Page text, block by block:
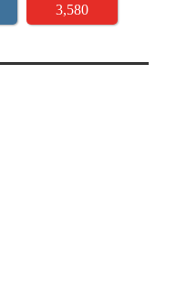
3,580